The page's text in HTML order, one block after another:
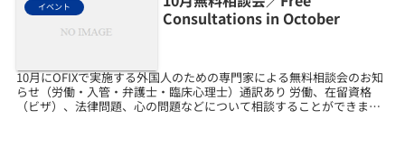
イベント
Consultations in October
10月にOFIXで実施する外国人のための専門家による無料相談会のお知
らせ（労働・入管・弁護士・臨床心理士）通訳あり 労働、在留資格
（ビザ）、法律問題、心の問題などについて相談することができま